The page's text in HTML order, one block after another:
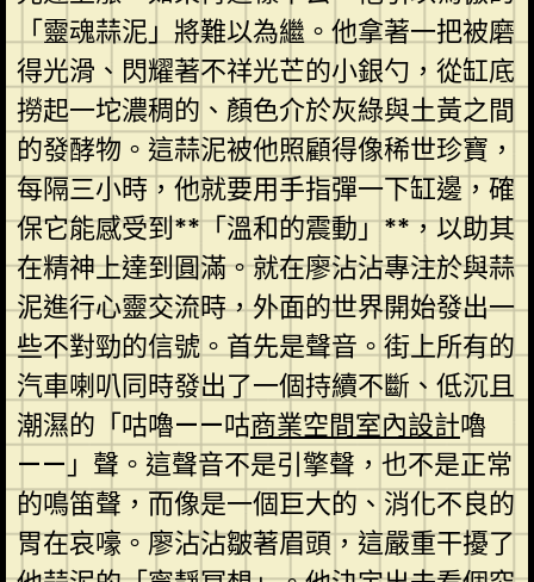
「靈魂蒜泥」將難以為繼。他拿著一把被磨
得光滑、閃耀著不祥光芒的小銀勺，從缸底
撈起一坨濃稠的、顏色介於灰綠與土黃之間
的發酵物。這蒜泥被他照顧得像稀世珍寶，
每隔三小時，他就要用手指彈一下缸邊，確
保它能感受到**「溫和的震動」**，以助其
在精神上達到圓滿。就在廖沾沾專注於與蒜
泥進行心靈交流時，外面的世界開始發出一
些不對勁的信號。首先是聲音。街上所有的
汽車喇叭同時發出了一個持續不斷、低沉且
潮濕的「咕嚕——咕商業空間室內設計嚕
——」聲。這聲音不是引擎聲，也不是正常
的鳴笛聲，而像是一個巨大的、消化不良的
胃在哀嚎。廖沾沾皺著眉頭，這嚴重干擾了